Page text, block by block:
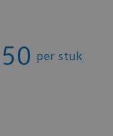
50 per stuk